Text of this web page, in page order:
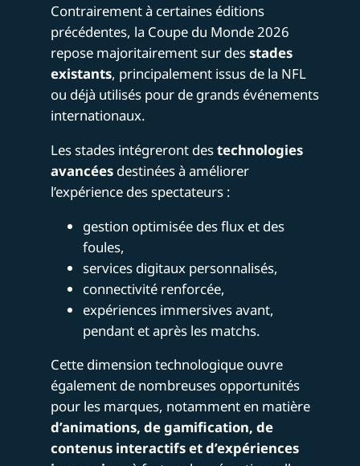
Contrairement à certaines éditions
précédentes, la Coupe du Monde 2026
repose majoritairement sur desstades
existants, principalement issus de la NFL
ou déjà utilisés pour de grands événements
internationaux.
Les stades intégreront destechnologies
avancéesdestinées à améliorer
l’expérience des spectateurs :
gestion optimisée des flux et des
foules,
services digitaux personnalisés,
connectivité renforcée,
expériences immersives avant,
pendant et après les matchs.
Cette dimension technologique ouvre
également de nombreuses opportunités
pour les marques, notamment en matière
d’animations, de gamification, de
contenus interactifs et d’expériences